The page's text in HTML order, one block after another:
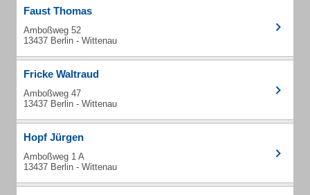
Faust Thomas
Amboßweg 52
13437 Berlin - Wittenau
Fricke Waltraud
Amboßweg 47
13437 Berlin - Wittenau
Hopf Jürgen
Amboßweg 1 A
13437 Berlin - Wittenau